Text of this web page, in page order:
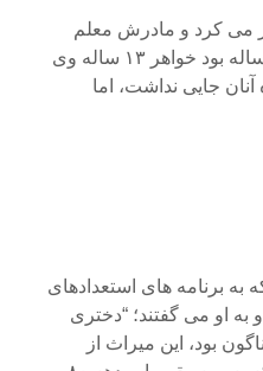
می کرد و مادرش معلم
مدرسه بود. آندروود کوچکترین فرزند خانواده است، زمانی که او ۴ ساله بود خواهر ۱۳ ساله وی
جایی نداشت، اما
برنامه های استعدادهای
او می گفتند؛ “دختری
بود، این میراث از